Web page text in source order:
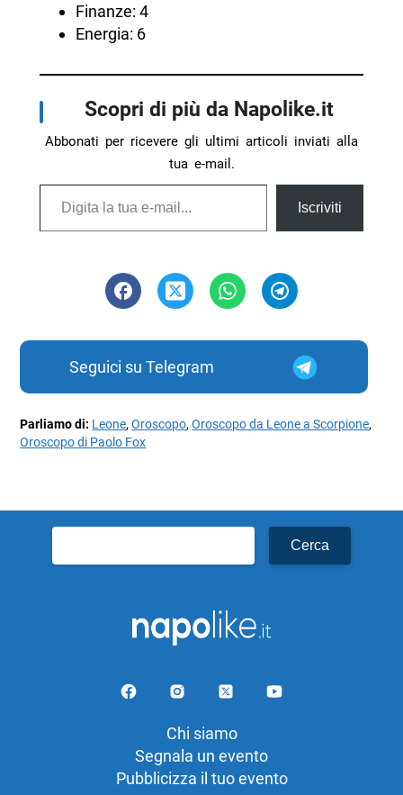
Finanze: 4
Energia: 6
Scopri di più da Napolike.it
Abbonati per ricevere gli ultimi articoli inviati alla
tua e-mail.
Digita la tua e-mail...
Iscriviti
Seguici su Telegram
Parliamo di: Leone,Oroscopo,Oroscopo da Leone a Scorpione,
Oroscopo di Paolo Fox
per:
Chi siamo
Segnala un evento
Pubblicizza il tuo evento